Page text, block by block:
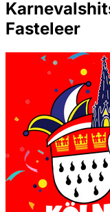
Fasteleer